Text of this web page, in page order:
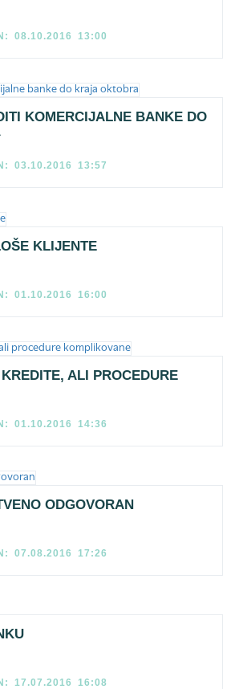
08.10.2016 13:00
KOMERCIJALNE BANKE DO
03.10.2016 13:57
KLIJENTE
01.10.2016 16:00
ALI PROCEDURE
01.10.2016 14:36
ODGOVORAN
07.08.2016 17:26
17.07.2016 16:08